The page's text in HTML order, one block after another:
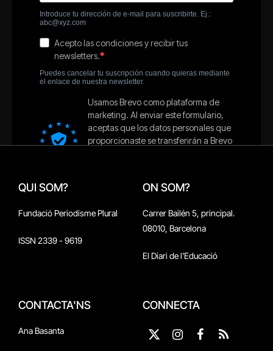
QUI SOM?
Fundació Periodisme Plural
ISSN 2339 - 9619
ON SOM?
Carrer Bailén 5, principal.
08010, Barcelona
El Diari de l'Educació
CONTACTA'NS
Ana Basanta
CONNECTA
X
Instagram
Facebook
RSS